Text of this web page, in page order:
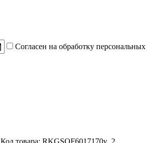
Согласен на обработку персональных
Код товара: RKGSOF6017170y_2